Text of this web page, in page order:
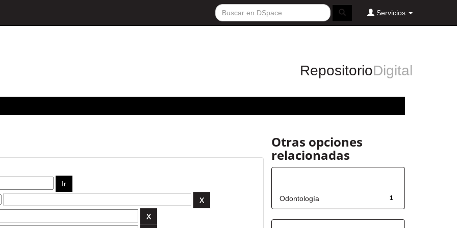
Servicios
RepositorioDigital
Otras opciones
relacionadas
1
Odontología